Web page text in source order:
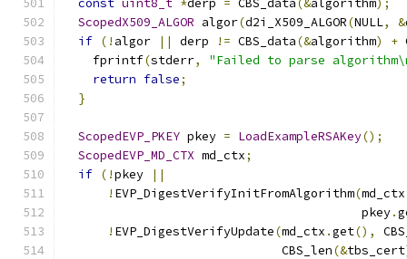
const uint8_t *derp = CBS_data(&algorithm);
ScopedX509_ALGOR algor(d2i_X509_ALGOR(NULL, &
if (! algor || derp != CBS_data(&algorithm) +
    fprintf
(stderr,
"Failed to parse
return false;
}
ScopedEVP_PKEY pkey = LoadExampleRSAKey();
ScopedEVP_MD_CTX md_ctx;
if (!pkey
||
! EVP_DigestVerifyInitFromAlgorithm(md_ctx
                                         pkey
.
! EVP_DigestVerifyUpdate(md_ctx .get(),
                              CBS_len
(&tbs_cert